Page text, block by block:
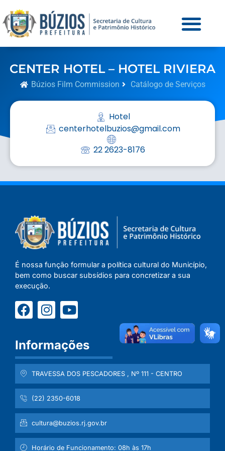
CENTER HOTEL – HOTEL RIVIERA
Búzios Film Commission Catálogo de Serviços
Hotel
centerhotelbuzios@gmail.com
22 2623-8176
É nossa função formular a política cultural do Município,
bem como buscar subsídios para concretizar a sua
execução.
Informações
TRAVESSA DOS PESCADORES , Nº 111 - CENTRO
(22) 2350-6018
cultura@buzios.rj.gov.br
Horário de Funcionamento: 08h às 17h